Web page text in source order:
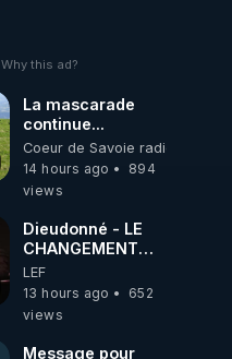
Why this ad?
La mascarade
continue...
Coeur de Savoie radioweb TV
14 hours ago
894
views
Dieudonné - LE
CHANGEMENT
C'EST
MAINTENANT
LEF
13 hours ago
652
views
Message pour